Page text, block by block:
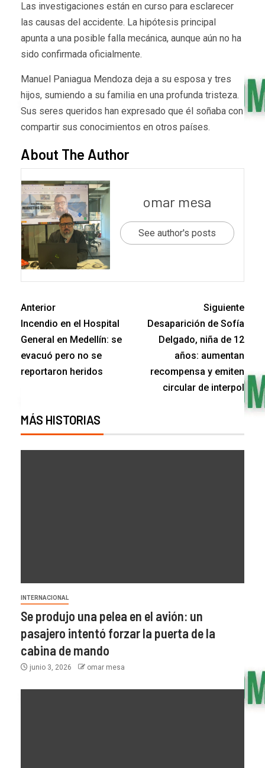
Las investigaciones están en curso para esclarecer
las causas del accidente. La hipótesis principal
apunta a una posible falla mecánica, aunque aún no ha
sido confirmada oficialmente.
Manuel Paniagua Mendoza deja a su esposa y tres
hijos, sumiendo a su familia en una profunda tristeza.
Sus seres queridos han expresado que él soñaba con
compartir sus conocimientos en otros países.
About The Author
omar mesa
See author's posts
Anterior
Incendio en el Hospital
General en Medellín: se
evacuó pero no se
reportaron heridos
Siguiente
Desaparición de Sofía
Delgado, niña de 12
años: aumentan
recompensa y emiten
circular de interpol
MÁS HISTORIAS
INTERNACIONAL
Se produjo una pelea en el avión: un
pasajero intentó forzar la puerta de la
cabina de mando
junio 3, 2026 omar mesa